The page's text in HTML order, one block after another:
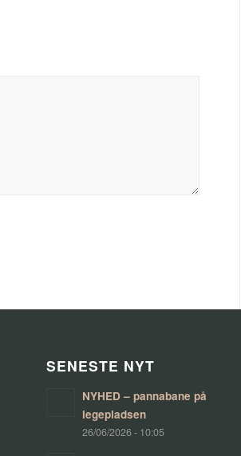
SENESTE NYT
NYHED – pannabane på
legepladsen
26/06/2026 - 10:05